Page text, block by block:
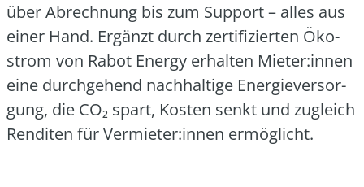
über Abrech­nung bis zum Sup­port – alles aus
einer Hand. Ergänzt durch zer­ti­fi­zier­ten Öko­
strom von Rabot Ener­gy erhal­ten Mieter:innen
eine durch­ge­hend nach­hal­ti­ge Ener­gie­ver­sor­
gung, die CO₂ spart, Kos­ten senkt und zugleich
Ren­di­ten für Vermieter:innen ermög­licht.